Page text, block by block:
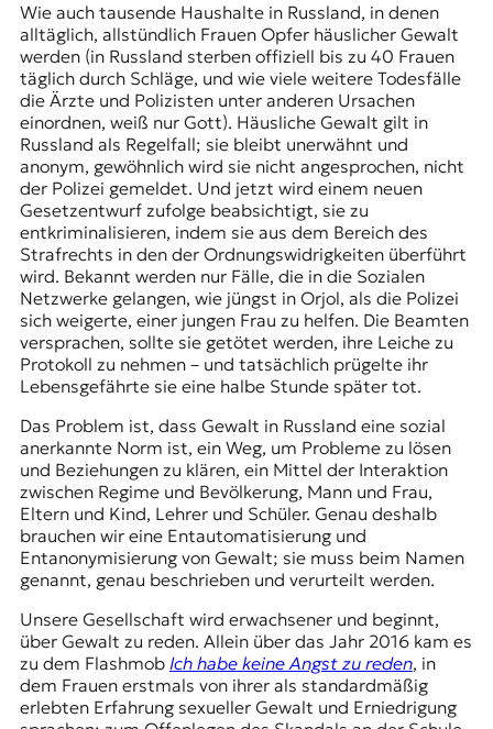
Wie auch tausende Haushalte in Russland, in denen
alltäglich, allstündlich Frauen Opfer häuslicher Gewalt
werden (in Russland sterben offiziell bis zu 40 Frauen
täglich durch Schläge, und wie viele weitere Todesfälle
die Ärzte und Polizisten unter anderen Ursachen
einordnen, weiß nur Gott). Häusliche Gewalt gilt in
Russland als Regelfall; sie bleibt unerwähnt und
anonym, gewöhnlich wird sie nicht angesprochen, nicht
der Polizei gemeldet. Und jetzt wird einem neuen
Gesetzentwurf zufolgebeabsichtigt, sie zu
entkriminalisieren, indem sie aus dem Bereich des
Strafrechts in den der Ordnungswidrigkeiten überführt
wird. Bekannt werden nur Fälle, die in die Sozialen
Netzwerke gelangen, wie jüngst in Orjol, als die Polizei
sich weigerte, einer jungen Frau zu helfen. Die Beamten
versprachen, sollte sie getötet werden, ihre Leiche zu
Protokoll zu nehmen – und tatsächlich prügelte ihr
Lebensgefährte sie eine halbe Stunde später tot.
Das Problem ist, dass Gewalt in Russland eine sozial
anerkannte Norm ist, ein Weg, um Probleme zu lösen
und Beziehungen zu klären, ein Mittel der Interaktion
zwischen Regime und Bevölkerung, Mann und Frau,
Eltern und Kind, Lehrer und Schüler. Genau deshalb
brauchen wir eine Entautomatisierung und
Entanonymisierung von Gewalt; sie muss beim Namen
genannt, genau beschrieben und verurteilt werden.
Unsere Gesellschaft wird erwachsener und beginnt,
über Gewalt zu reden. Allein über das Jahr 2016 kam es
zu dem Flashmob Ich habe keine Angst zu reden, in
dem Frauen erstmals von ihrer als standardmäßig
erlebten Erfahrung sexueller Gewalt und Erniedrigung